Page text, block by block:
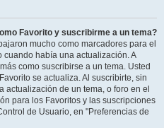
Favorito y suscribirme a un tema?
mucho como marcadores para el
había una actualización. A
como suscribirse a un tema. Usted
se actualiza. Al suscribirte, sin
de un tema, o foro en el
para los Favoritos y las suscripciones
de Usuario, en "Preferencias de